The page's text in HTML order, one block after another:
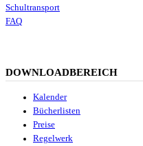
Schultransport
FAQ
DOWNLOADBEREICH
Kalender
Bücherlisten
Preise
Regelwerk